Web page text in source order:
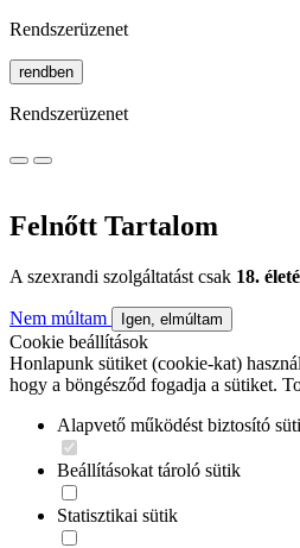
Rendszerüzenet
rendben
Rendszerüzenet
Felnőtt Tartalom
A szexrandi szolgáltatást csak 18.
Nem múltam Igen, elmúltam
Cookie beállítások
Honlapunk sütiket (cookie-kat)
hogy a böngésződ fogadja a sütiket.
Alapvető működést biztosító
Beállításokat tároló sütik
Statisztikai sütik